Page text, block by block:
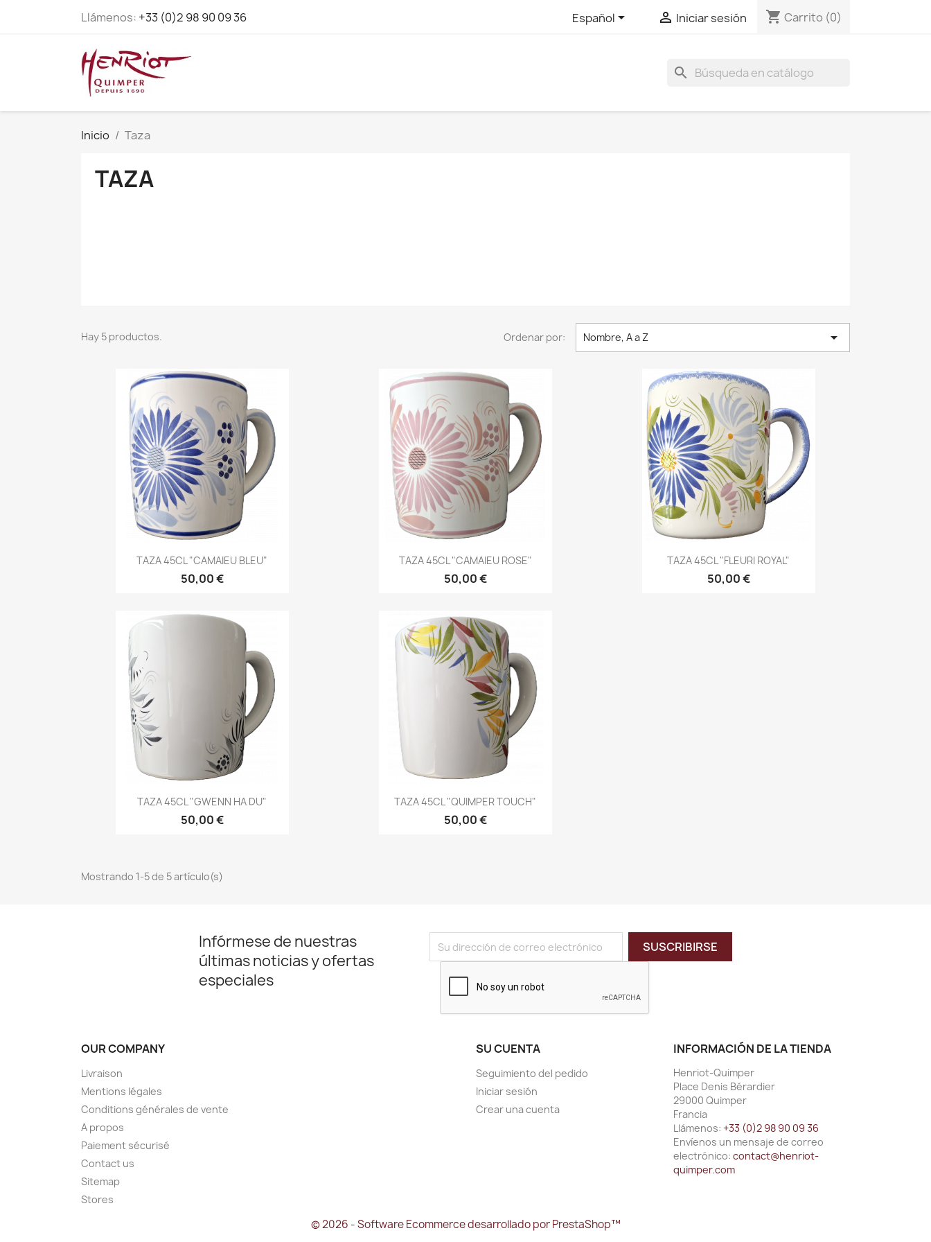
Llámenos: +33 (0)2 98 90 09 36 Español  Iniciar sesión shopping_cart Carrito (0)
search
Inicio Taza
TAZA
Hay 5 productos. Ordenar por: Nombre, A a Z 
Vista rápida
TAZA 45CL "CAMAIEU BLEU"
50,00 €
Vista rápida
TAZA 45CL "CAMAIEU ROSE"
50,00 €
Vista rápida
TAZA 45CL "FLEURI ROYAL"
50,00 €
Vista rápida
TAZA 45CL "GWENN HA DU"
50,00 €
Vista rápida
TAZA 45CL "QUIMPER TOUCH"
50,00 €
Mostrando 1-5 de 5 artículo(s)
Infórmese de nuestras
últimas noticias y ofertas
especiales
OUR COMPANY
Livraison
Mentions légales
Conditions générales de vente
A propos
Paiement sécurisé
Contact us
Sitemap
Stores
SU CUENTA
Seguimiento del pedido
Iniciar sesión
Crear una cuenta
INFORMACIÓN DE LA TIENDA
Henriot-Quimper
Place Denis Bérardier
29000 Quimper
Francia
Llámenos: +33 (0)2 98 90 09 36
Envíenos un mensaje de correo
electrónico: contact@henriot-
quimper.com
© 2026 - Software Ecommerce desarrollado por PrestaShop™